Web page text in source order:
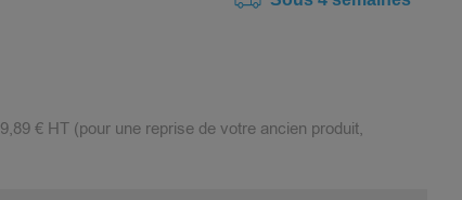
9,89 €HT (pour une reprise de votre ancien produit,